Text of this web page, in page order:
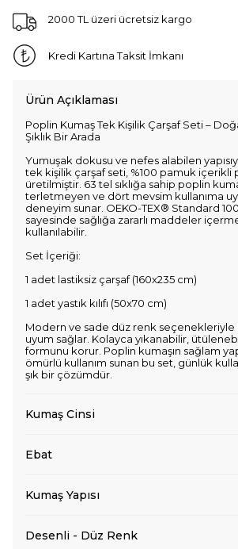
2000 TL üzeri ücretsiz kargo
Kredi Kartına Taksit İmkanı
Ürün Açıklaması
Poplin Kumaş Tek Kişilik Çarşaf Seti –
Şıklık Bir Arada
Yumuşak dokusu ve nefes alabilen
tek kişilik çarşaf seti, %100 pamuk içerikli
üretilmiştir. 63 tel sıklığa sahip poplin
terletmeyen ve dört mevsim kullanıma
deneyim sunar. OEKO-TEX® Standard
sayesinde sağlığa zararlı maddeler
kullanılabilir.
Set İçeriği:
1 adet lastiksiz çarşaf (160x235 cm)
1 adet yastık kılıfı (50x70 cm)
Modern ve sade düz renk seçenekleriyle
uyum sağlar. Kolayca yıkanabilir,
formunu korur. Poplin kumaşın sağlam
ömürlü kullanım sunan bu set, günlük
şık bir çözümdür.
Kumaş Cinsi
Ebat
Kumaş Yapısı
Desenli - Düz Renk